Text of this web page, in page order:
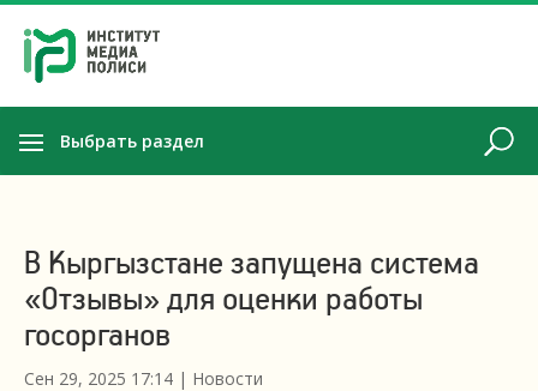
Выбрать раздел
В Кыргызстане запущена система
«Отзывы» для оценки работы
госорганов
Сен 29, 2025 17:14 | Новости